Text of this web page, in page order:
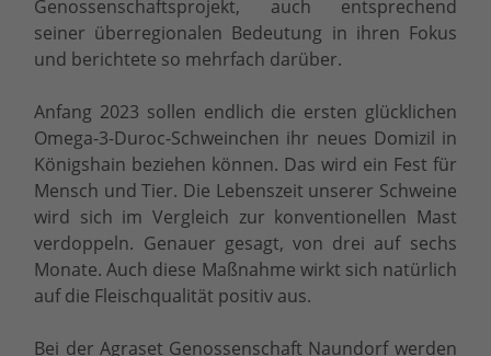
Genossenschaftsprojekt, auch entsprechend
seiner überregionalen Bedeutung in ihren Fokus
und berichtete so mehrfach darüber.
Anfang 2023 sollen endlich die ersten glücklichen
Omega-3-Duroc-Schweinchen ihr neues Domizil in
Königshain beziehen können. Das wird ein Fest für
Mensch und Tier. Die Lebenszeit unserer Schweine
wird sich im Vergleich zur konventionellen Mast
verdoppeln. Genauer gesagt, von drei auf sechs
Monate. Auch diese Maßnahme wirkt sich natürlich
auf die Fleischqualität positiv aus.
Bei der Agraset Genossenschaft Naundorf werden